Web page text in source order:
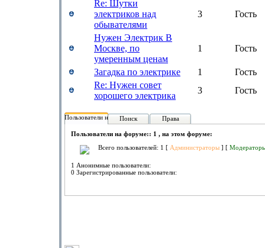
Re: Шутки
электриков над
обывателями
3 Гость
Нужен Электрик В
Москве, по
умеренным ценам
1 Гость
Загадка по электрике 1
Гость
Re: Нужен совет
хорошего электрика
3 Гость
Пользователи на форуме:
Поиск Права
Пользователи на форуме:: 1 , на этом форуме:
Всего пользователей: 1 [ Администраторы ] [
1 Анонимные пользователи:
0 Зарегистрированные пользователи: